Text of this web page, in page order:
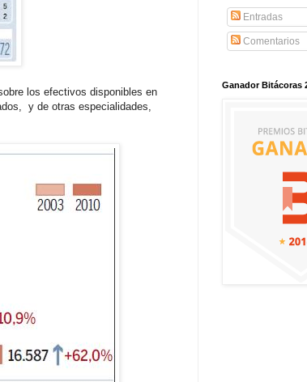
los efectivos disponibles en
y de otras especialidades,
Entradas
Comentarios
Ganador Bitácoras